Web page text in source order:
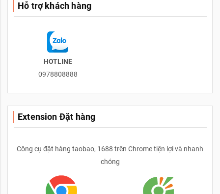
Hỗ trợ khách hàng
HOTLINE
0978808888
Extension Đặt hàng
Công cụ đặt hàng taobao, 1688 trên Chrome tiện lợi và nhanh
chóng